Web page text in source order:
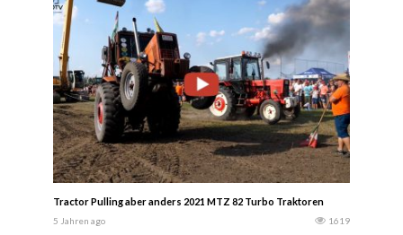
Tractor Pulling aber anders 2021 MTZ 82 Turbo Traktoren
5 Jahren ago 1619